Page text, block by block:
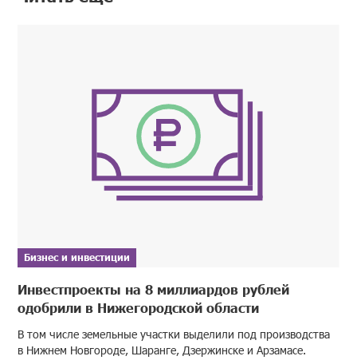
Бизнес и инвестиции
Инвестпроекты на 8 миллиардов рублей
одобрили в Нижегородской области
В том числе земельные участки выделили под производства
в Нижнем Новгороде, Шаранге, Дзержинске и Арзамасе.